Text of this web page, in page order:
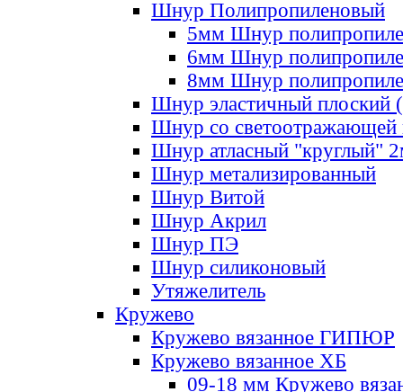
Шнур Полипропиленовый
5мм Шнур
6мм Шнур
8мм Шнур
Шнур эластичный плоский
Шнур со светоотражающей
Шнур атласный "круглый"
Шнур метализированный
Шнур Витой
Шнур Акрил
Шнур ПЭ
Шнур силиконовый
Утяжелитель
Кружево
Кружево вязанное ГИПЮР
Кружево вязанное ХБ
09-18 мм Кружево